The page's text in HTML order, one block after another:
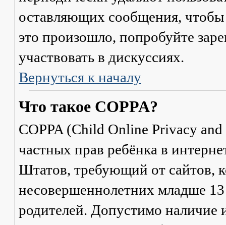
оставляющих сообщения,
это произошло, попробуйте
участвовать в дискуссиях.
Вернуться к началу
Что такое COPPA?
COPPA (Child Online Privacy
частных прав ребёнка в
Штатов, требующий от сайтов,
несовершеннолетних младше 13
родителей. Допустимо наличие